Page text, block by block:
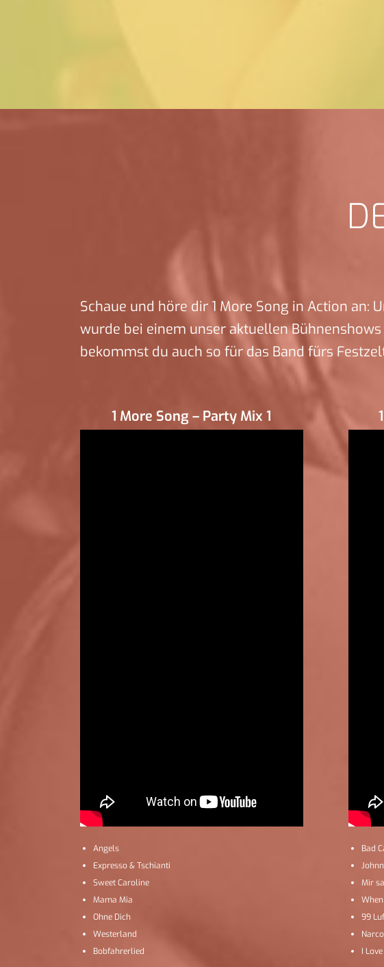
Schaue und höre dir 1 More Song in Action
wurde bei einem unser aktuellen
bekommst du auch so für das Band fürs
1 More Song – Party Mix 1
Angels
Expresso & Tschianti
Sweet Caroline
Mama Mia
Ohne Dich
Westerland
Bobfahrerlied
Bad
Mir
99
I